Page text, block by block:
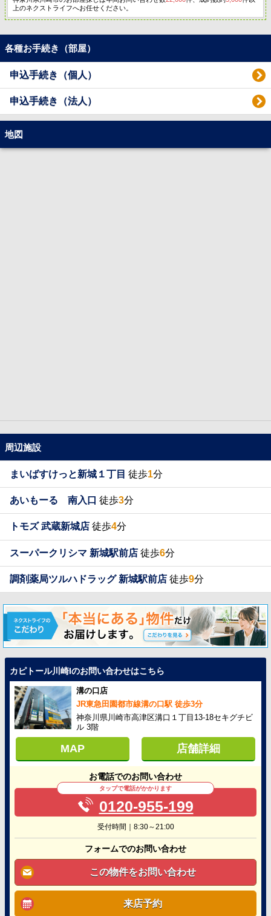
上のネクストライフへお任せください。
各種お手続き（部屋）
申込手続き（個人）
申込手続き（法人）
地図
周辺施設
まいばすけっと新城１丁目 徒歩1分
あいもーる 南入口 徒歩3分
トモズ 武蔵新城店 徒歩4分
スーパークリシマ 新城駅前店 徒歩6分
調剤薬局ツルハドラッグ 新城駅前店 徒歩9分
カピトール川崎Iのお問い合わせはこちら
溝の口店
JR東急田園都市線溝の口駅 徒歩3分
神奈川県川崎市高津区溝口１丁目13-18セキグチビ
ル 3階
MAP 店舗詳細
お電話でのお問い合わせ
タップで電話がかかります
0120-955-199
受付時間｜8:30～21:00
フォームでのお問い合わせ
この物件をお問い合わせ
来店予約